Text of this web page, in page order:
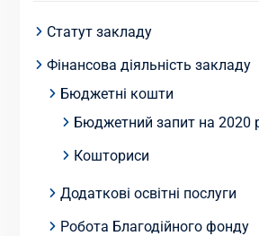
Статут закладу
Фінансова діяльність закладу
Бюджетні кошти
Бюджетний запит на 2020
Кошториси
Додаткові освітні послуги
Робота Благодійного фонду